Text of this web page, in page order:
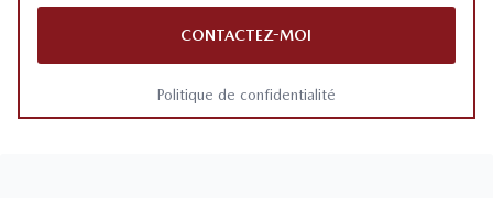
CONTACTEZ-MOI
Politique de confidentialité